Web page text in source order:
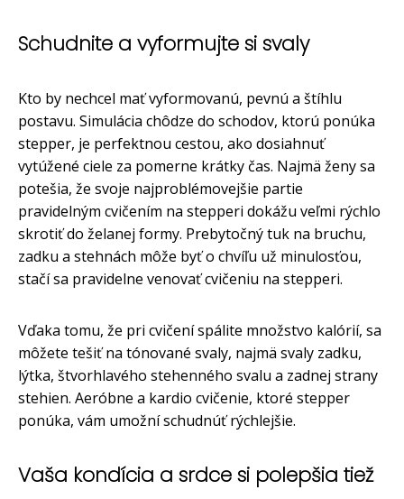
Schudnite a vyformujte si svaly
Kto by nechcel mať vyformovanú, pevnú a štíhlu
postavu. Simulácia chôdze do schodov, ktorú ponúka
stepper, je perfektnou cestou, ako dosiahnuť
vytúžené ciele za pomerne krátky čas. Najmä ženy sa
potešia, že svoje najproblémovejšie partie
pravidelným cvičením na stepperi dokážu veľmi rýchlo
skrotiť do želanej formy. Prebytočný tuk na bruchu,
zadku a stehnách môže byť o chvíľu už minulosťou,
stačí sa pravidelne venovať cvičeniu na stepperi.
Vďaka tomu, že pri cvičení spálite množstvo kalórií, sa
môžete tešiť na tónované svaly, najmä svaly zadku,
lýtka, štvorhlavého stehenného svalu a zadnej strany
stehien. Aeróbne a kardio cvičenie, ktoré stepper
ponúka, vám umožní schudnúť rýchlejšie.
Vaša kondícia a srdce si polepšia tiež